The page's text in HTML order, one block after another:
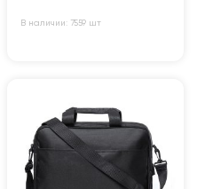
В наличии: 7559 шт